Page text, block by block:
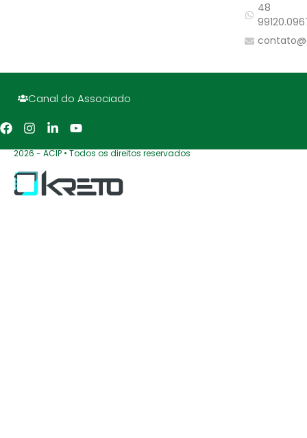
48
Canal do Associado
2026 - ACIP • Todos os direitos reservados